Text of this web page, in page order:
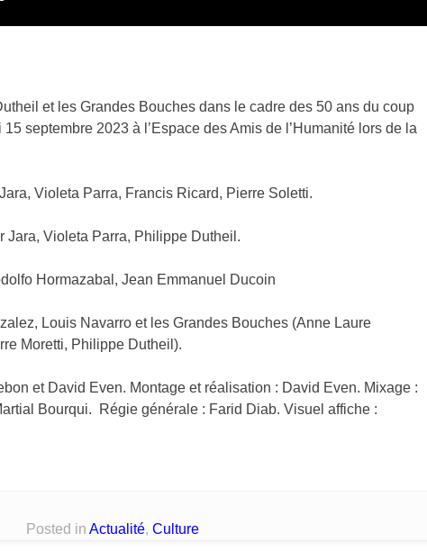
et les Grandes Bouches dans le cadre des 50 ans du coup
septembre 2023 à l’Espace des Amis de l’Humanité lors de la
Violeta Parra, Francis Ricard, Pierre Soletti.
Jara, Violeta Parra, Philippe Dutheil.
Hormazabal, Jean Emmanuel Ducoin
Louis Navarro et les Grandes Bouches (Anne Laure
Moretti, Philippe Dutheil).
et David Even. Montage et réalisation : David Even. Mixage :
Bourqui. Régie générale : Farid Diab. Visuel affiche :
Posted in Actualité, Culture